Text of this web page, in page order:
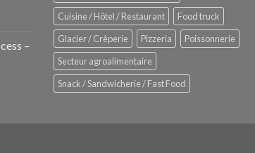
–
Cuisine / Hôtel / Restaurant
Food truck
Glacier / Crêperie
Pizzeria
Poissonnerie
Secteur agroalimentaire
Snack / Sandwicherie / Fast Food